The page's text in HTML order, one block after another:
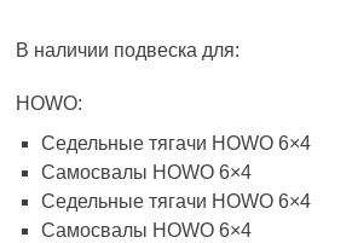
В наличии подвеска для:
HOWO:
Седельные тягачи HOWO 6×4
Самосвалы HOWO 6×4
Седельные тягачи HOWO 6×4
Самосвалы HOWO 6×4